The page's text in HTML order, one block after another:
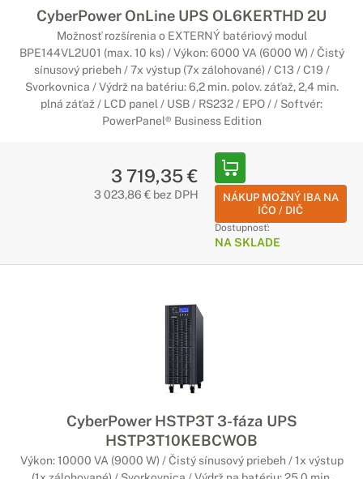
CyberPower OnLine UPS OL6KERTHD 2U
Možnosť rozšírenia o EXTERNÝ batériový modul
BPE144VL2U01 (max. 10 ks) / Výkon: 6000 VA (6000 W) / Čistý
sínusový priebeh / 7x výstup (7x zálohované) / C13 / C19 /
Svorkovnica / Výdrž na batériu: 6,2 min. polov. záťaž, 2,4 min.
plná záťaž / LCD panel / USB / RS232 / EPO / / Softvér:
PowerPanel® Business Edition
3 719,35 €
3 023,86 € bez DPH
NÁKUP MOŽNÝ IBA NA
IČO / DIČ
Dostupnosť:
NA SKLADE
CyberPower HSTP3T 3-fáza UPS
HSTP3T10KEBCWOB
Výkon: 10000 VA (9000 W) / Čistý sínusový priebeh / 1x výstup